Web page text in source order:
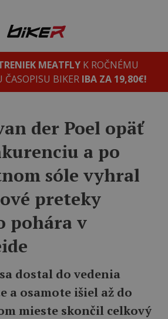
MEATFLYK ROČNÉMU
BIKER IBA ZA 19,80€!
der Poel opäť
a po
sóle vyhral
preteky
pohára v
dostal do vedenia
a osamote išiel až do
mieste skončil celkový